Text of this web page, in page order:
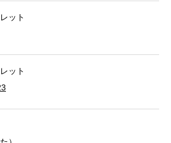
ット
ット